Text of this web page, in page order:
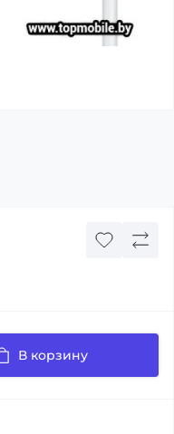
В корзину